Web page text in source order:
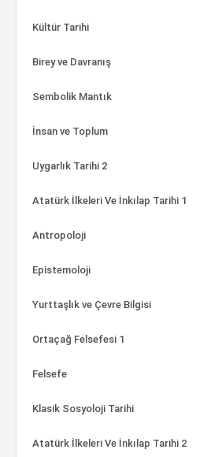
Kültür Tarihi
Birey ve Davranış
Sembolik Mantık
İnsan ve Toplum
Uygarlık Tarihi 2
Atatürk İlkeleri Ve İnkılap Tarihi 1
Antropoloji
Epistemoloji
Yurttaşlık ve Çevre Bilgisi
Ortaçağ Felsefesi 1
Felsefe
Klasik Sosyoloji Tarihi
Atatürk İlkeleri Ve İnkılap Tarihi 2